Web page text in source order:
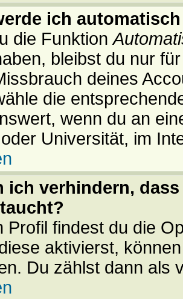
ich
die Funktion
bleibst du nur
deines
die
wenn du an
Universität, im
ich verhindern,
Profil findest du die
aktivierst,
Du zählst dann als